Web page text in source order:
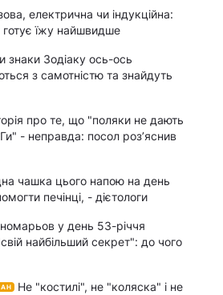
електрична чи індукційна:
готує їжу найшвидше
знаки Зодіаку ось-ось
з самотністю та знайдуть
про те, що "поляки не дають
- неправда: посол роз’яснив
чашка цього напою на день
печінці, - дієтологи
у день 53-річчя
найбільший секрет": до чого
Не "костилі", не "коляска" і не